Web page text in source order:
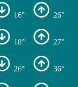
16° 26°
18° 27°
26° 36°